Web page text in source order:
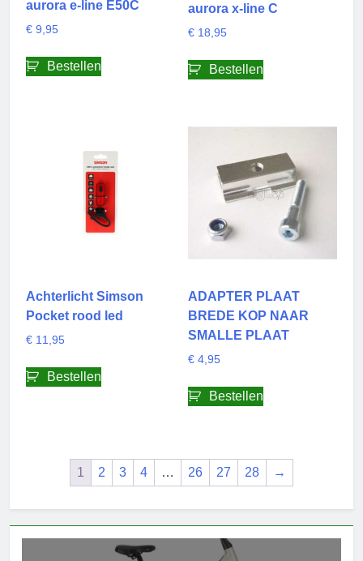
aurora e-line E50C
€ 9,95
Bestellen
aurora x-line C
€18,95
Bestellen
Achterlicht Simson
Pocket rood led
€ 11,95
Bestellen
ADAPTER PLAAT
BREDE KOP NAAR
SMALLE PLAAT
€4,95
Bestellen
1 2 3 4 … 26 27 28 →